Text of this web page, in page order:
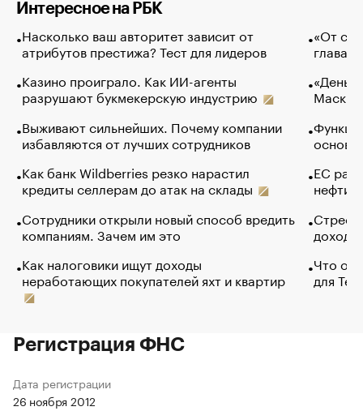
Интересное на РБК
Насколько ваш авторитет зависит от
атрибутов престижа? Тест для лидеров
Казино проиграло. Как ИИ-агенты
разрушают букмекерскую индустрию
Выживают сильнейших. Почему компании
избавляются от лучших сотрудников
Как банк Wildberries резко нарастил
кредиты селлерам до атак на склады
Сотрудники открыли новый способ вредить
компаниям. Зачем им это
Как налоговики ищут доходы
неработающих покупателей яхт и квартир
«От
глава
Маск в
основ
ЕС
нефти
Что
для
Регистрация ФНС
Дата регистрации
26 ноября 2012